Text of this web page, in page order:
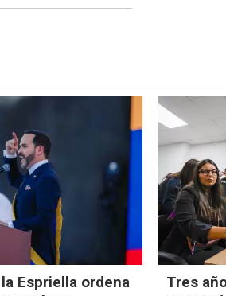
Espriella ordena
Tres